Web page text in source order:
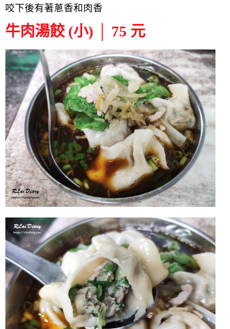
咬下後有著蔥香和肉香
牛肉湯餃 (小) │ 75 元